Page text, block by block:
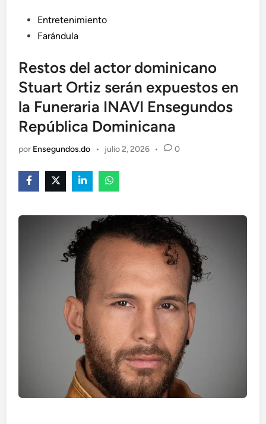
Publicado
en
Entretenimiento
Farándula
Restos del actor dominicano
Stuart Ortiz serán expuestos en
la Funeraria INAVI Ensegundos
República Dominicana
por Ensegundos.do • julio 2, 2026 • 0